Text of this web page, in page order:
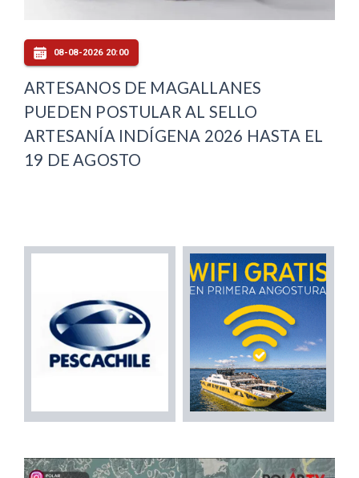
08-08-2026 20:00
ARTESANOS DE MAGALLANES
PUEDEN POSTULAR AL SELLO
ARTESANÍA INDÍGENA 2026 HASTA EL
19 DE AGOSTO